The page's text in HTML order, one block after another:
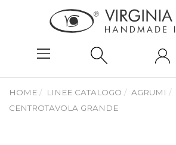
HOME LINEE CATALOGO
AGRUMI
CENTROTAVOLA GRANDE